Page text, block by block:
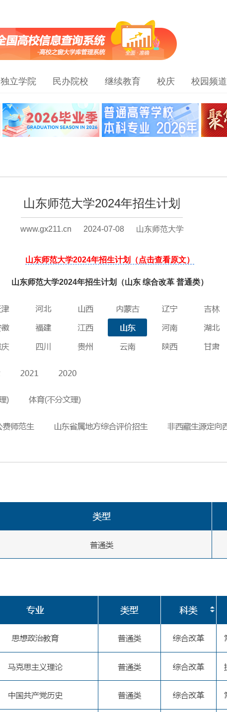
独立学院 民办院校 继续教育 校庆 校园频道
山东师范大学2024年招生计划
www.gx211.cn 2024-07-08 山东师范大学
山东师范大学2024年招生计划（点击查看原文）
山东师范大学2024年招生计划（山东 综合改革 普通类）